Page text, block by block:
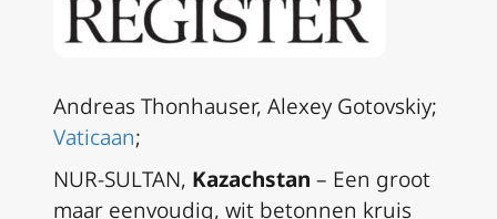
Andreas Thonhauser, Alexey Gotovskiy;
Vaticaan;
NUR-SULTAN, Kazachstan – Een groot
maar eenvoudig, wit betonnen kruis